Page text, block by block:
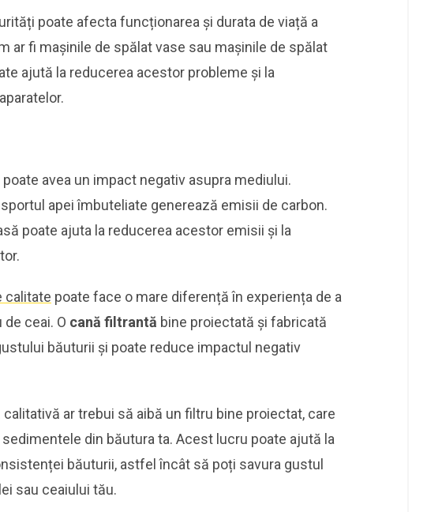
poate afecta funcționarea și durata de viață a
ar fi mașinile de spălat vase sau mașinile de spălat
ajută la reducerea acestor probleme și la
avea un impact negativ asupra mediului.
apei îmbuteliate generează emisii de carbon.
poate ajuta la reducerea acestor emisii și la
calitate poate face o mare diferență în experiența de a
ceai. O cană filtrantă bine proiectată și fabricată
băuturii și poate reduce impactul negativ
ar trebui să aibă un filtru bine proiectat, care
din băutura ta. Acest lucru poate ajută la
băuturii, astfel încât să poți savura gustul
sau ceaiului tău.